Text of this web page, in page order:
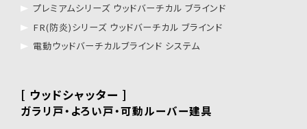
プレミアムシリーズ ウッドバーチカル ブラインド
FR(防炎)シリーズ ウッドバーチカル ブラインド
電動ウッドバーチカルブラインド システム
[ ウッドシャッター ]
ガラリ戸・よろい戸・可動ルーバー建具